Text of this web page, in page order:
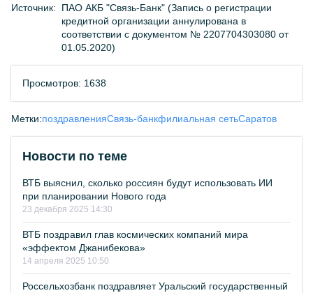
Источник:
ПАО АКБ "Связь-Банк" (Запись о регистрации
кредитной организации аннулирована в
соответствии с документом № 2207704303080 от
01.05.2020)
Просмотров: 1638
Метки:поздравленияСвязь-банкфилиальная сетьСаратов
Новости по теме
ВТБ выяснил, сколько россиян будут использовать ИИ
при планировании Нового года
23 декабря 2025 14:30
ВТБ поздравил глав космических компаний мира
«эффектом Джанибекова»
14 апреля 2025 10:50
Россельхозбанк поздравляет Уральский государственный